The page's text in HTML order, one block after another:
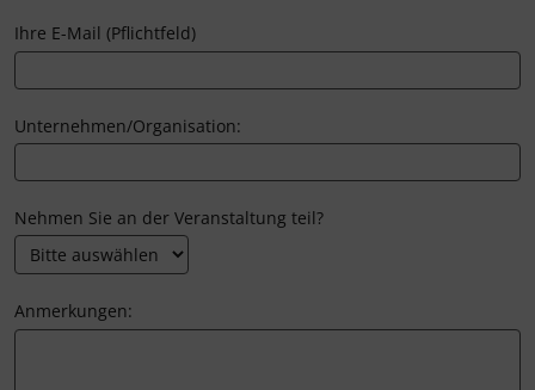
Ihre E-Mail (Pflichtfeld)
Unternehmen/Organisation:
Nehmen Sie an der Veranstaltung teil?
Anmerkungen: